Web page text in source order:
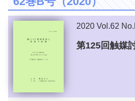
2020 Vol.62
第125回触媒